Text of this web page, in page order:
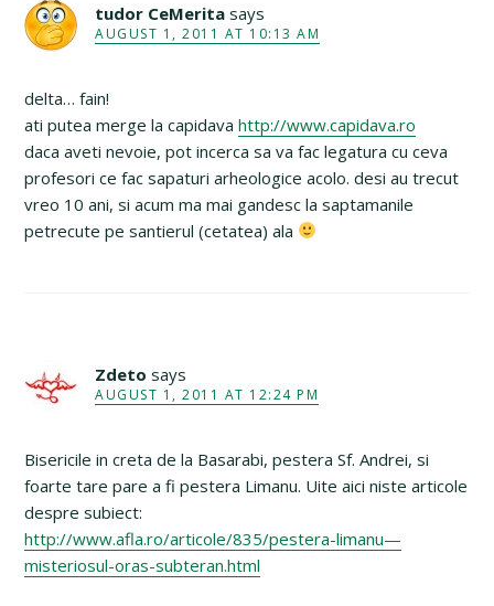
tudor CeMerita says
AUGUST 1, 2011 AT 10:13 AM
delta… fain!
ati putea merge la capidavahttp://www.capidava.ro
daca aveti nevoie, pot incerca sa va fac legatura cu ceva
profesori ce fac sapaturi arheologice acolo. desi au trecut
vreo 10 ani, si acum ma mai gandesc la saptamanile
petrecute pe santierul (cetatea) ala
Zdeto says
AUGUST 1, 2011 AT 12:24 PM
Bisericile in creta de la Basarabi, pestera Sf. Andrei, si
foarte tare pare a fi pestera Limanu. Uite aici niste articole
despre subiect:
http://www.afla.ro/articole/835/pestera-limanu—
misteriosul-oras-subteran.html